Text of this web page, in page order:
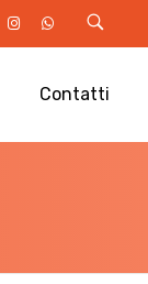
Contatti